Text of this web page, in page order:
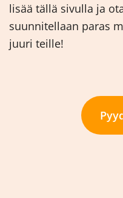
lisää tällä sivulla ja
suunnitellaan paras
juuri teille!